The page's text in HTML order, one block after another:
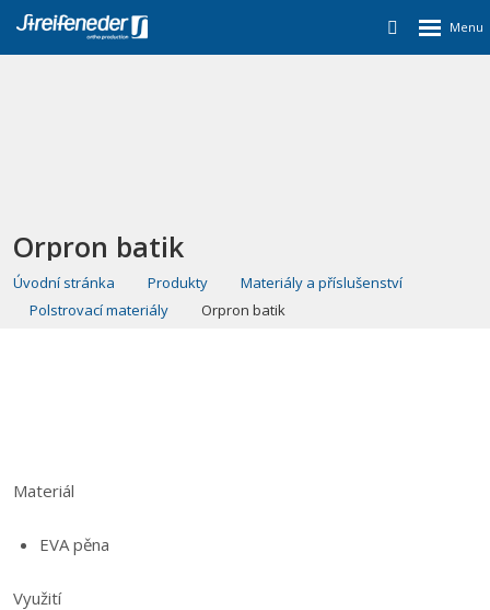
Orpron batik
Úvodní stránka Produkty
Materiály a příslušenství
Polstrovací materiály
Orpron batik
Materiál
EVA pěna
Využití